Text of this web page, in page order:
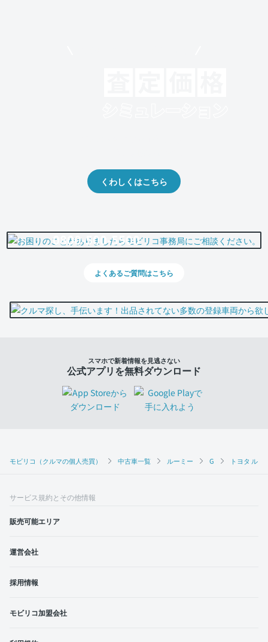
モビリコ（クルマの個人売買） 中古車一覧 ルーミー G トヨタ ル
くわしくはこちら
0800-500-5500
よくあるご質問はこちら
スマホで新着情報を見逃さない
公式アプリを無料ダウンロード
サービス規約とその他情報
販売可能エリア
運営会社
採用情報
モビリコ加盟会社